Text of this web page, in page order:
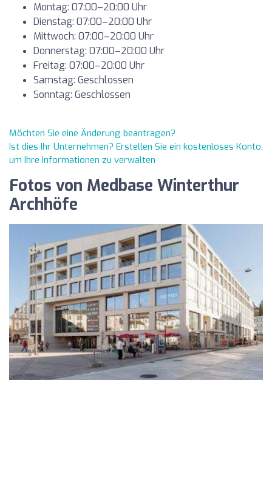
Montag: 07:00–20:00 Uhr
Dienstag: 07:00–20:00 Uhr
Mittwoch: 07:00–20:00 Uhr
Donnerstag: 07:00–20:00 Uhr
Freitag: 07:00–20:00 Uhr
Samstag: Geschlossen
Sonntag: Geschlossen
Möchten Sie eine Änderung beantragen?
Ist dies Ihr Unternehmen? Erstellen Sie ein kostenloses Konto,
um Ihre Informationen zu verwalten
Fotos von Medbase Winterthur
Archhöfe